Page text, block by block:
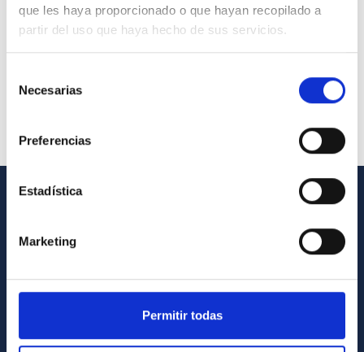
que les haya proporcionado o que hayan recopilado a
partir del uso que haya hecho de sus servicios.
Necesarias
Preferencias
Estadística
Marketing
Permitir todas
Contact
How to get to the IAC